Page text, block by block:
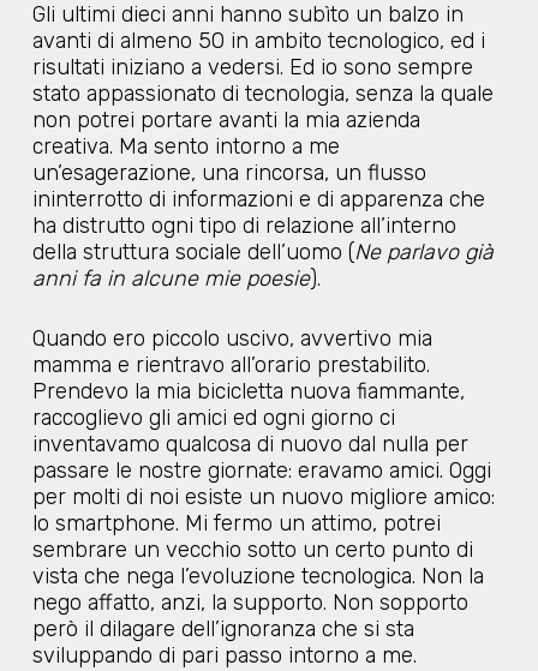
Gli ultimi dieci anni hanno subìto un balzo in
avanti di almeno 50 in ambito tecnologico, ed i
risultati iniziano a vedersi. Ed io sono sempre
stato appassionato di tecnologia, senza la quale
non potrei portare avanti la mia azienda
creativa. Ma sento intorno a me
un’esagerazione, una rincorsa, un flusso
ininterrotto di informazioni e di apparenza che
ha distrutto ogni tipo di relazione all’interno
della struttura sociale dell’uomo (Ne parlavo già
anni fa in alcune mie poesie).
Quando ero piccolo uscivo, avvertivo mia
mamma e rientravo all’orario prestabilito.
Prendevo la mia bicicletta nuova fiammante,
raccoglievo gli amici ed ogni giorno ci
inventavamo qualcosa di nuovo dal nulla per
passare le nostre giornate: eravamo amici. Oggi
per molti di noi esiste un nuovo migliore amico:
lo smartphone. Mi fermo un attimo, potrei
sembrare un vecchio sotto un certo punto di
vista che nega l’evoluzione tecnologica. Non la
nego affatto, anzi, la supporto. Non sopporto
però il dilagare dell’ignoranza che si sta
sviluppando di pari passo intorno a me.